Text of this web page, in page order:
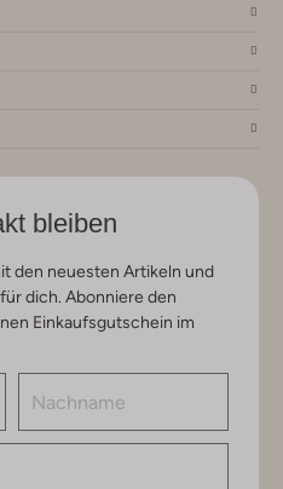
bleiben
den neuesten Artikeln und
dich. Abonniere den
Einkaufsgutschein im